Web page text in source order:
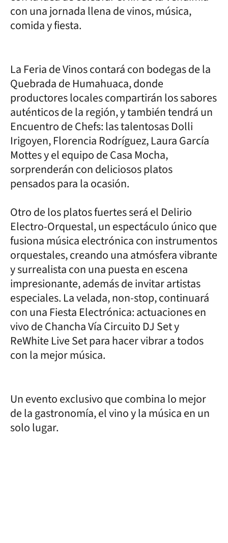
con una jornada llena de vinos, música,
comida y fiesta.
La Feria de Vinos contará con bodegas de la
Quebrada de Humahuaca, donde
productores locales compartirán los sabores
auténticos de la región, y también tendrá un
Encuentro de Chefs: las talentosas Dolli
Irigoyen, Florencia Rodríguez, Laura García
Mottes y el equipo de Casa Mocha,
sorprenderán con deliciosos platos
pensados para la ocasión.
Otro de los platos fuertes será el Delirio
Electro-Orquestal, un espectáculo único que
fusiona música electrónica con instrumentos
orquestales, creando una atmósfera vibrante
y surrealista con una puesta en escena
impresionante, además de invitar artistas
especiales. La velada, non-stop, continuará
con una Fiesta Electrónica: actuaciones en
vivo de Chancha Vía Circuito DJ Set y
ReWhite Live Set para hacer vibrar a todos
con la mejor música.
Un evento exclusivo que combina lo mejor
de la gastronomía, el vino y la música en un
solo lugar.